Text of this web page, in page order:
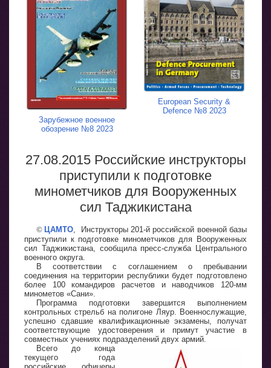
Зарубежное военное
обозрение №8 2023
European Security &
Defence №8 2023
27.08.2015 Российские инструкторы
приступили к подготовке
минометчиков для Вооруженных
сил Таджикистана
© ЦАМТО , Инструкторы 201-й российской военной базы
приступили к подготовке минометчиков для Вооруженных
сил Таджикистана, сообщила пресс-служба Центрального
военного округа.
В соответствии с соглашением о пребывании
соединения на территории республики будет подготовлено
более 100 командиров расчетов и наводчиков 120-мм
минометов «Сани».
Программа подготовки завершится выполнением
контрольных стрельб на полигоне Ляур. Военнослужащие,
успешно сдавшие квалификационные экзамены, получат
соответствующие удостоверения и примут участие в
совместных учениях подразделений двух армий.
Всего до конца
текущего года